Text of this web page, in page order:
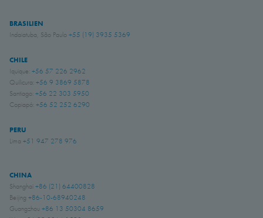
BRASILIEN
Indaiatuba, São Paulo +55 (19) 3935 5369
CHILE
Iquique: +56 57 226 2962
Quilicura: +56 9 3869 5878
Santiago: +56 22 303 5950
Copiapó: +56 52 252 6290
PERU
Lima +51 947 278 976
CHINA
Shanghai +86 (21) 64400828
Beijing +86-10-68940248
Guangzhou +86 13 50304 8659